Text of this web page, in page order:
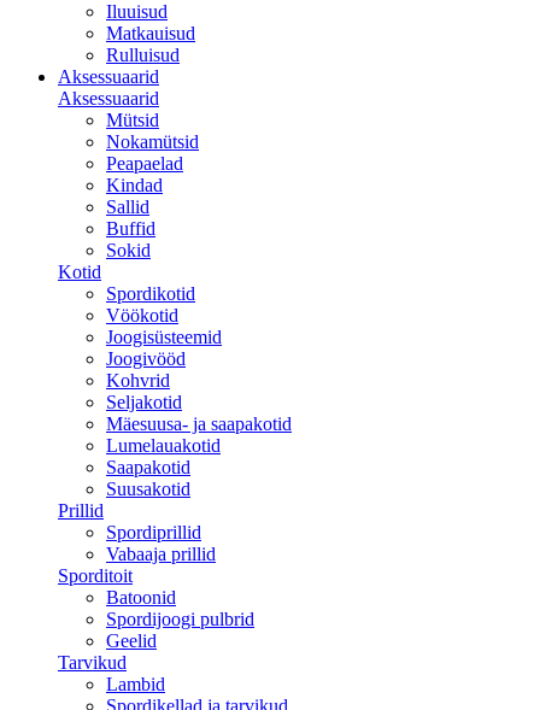
Iluuisud
Matkauisud
Rulluisud
Aksessuaarid
Aksessuaarid
Mütsid
Nokamütsid
Peapaelad
Kindad
Sallid
Buffid
Sokid
Kotid
Spordikotid
Vöökotid
Joogisüsteemid
Joogivööd
Kohvrid
Seljakotid
Mäesuusa- ja saapakotid
Lumelauakotid
Saapakotid
Suusakotid
Prillid
Spordiprillid
Vabaaja prillid
Sporditoit
Batoonid
Spordijoogi pulbrid
Geelid
Tarvikud
Lambid